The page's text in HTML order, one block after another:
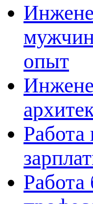
опыт
Работа